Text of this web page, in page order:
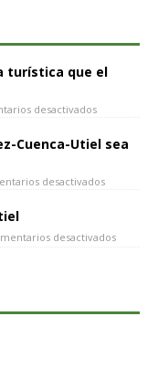
turística que el
desactivados
Cuenca-Utiel sea
desactivados
desactivados